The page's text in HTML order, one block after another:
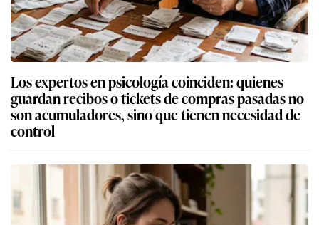
Los expertos en psicología coinciden: quienes
guardan recibos o tickets de compras pasadas no
son acumuladores, sino que tienen necesidad de
control